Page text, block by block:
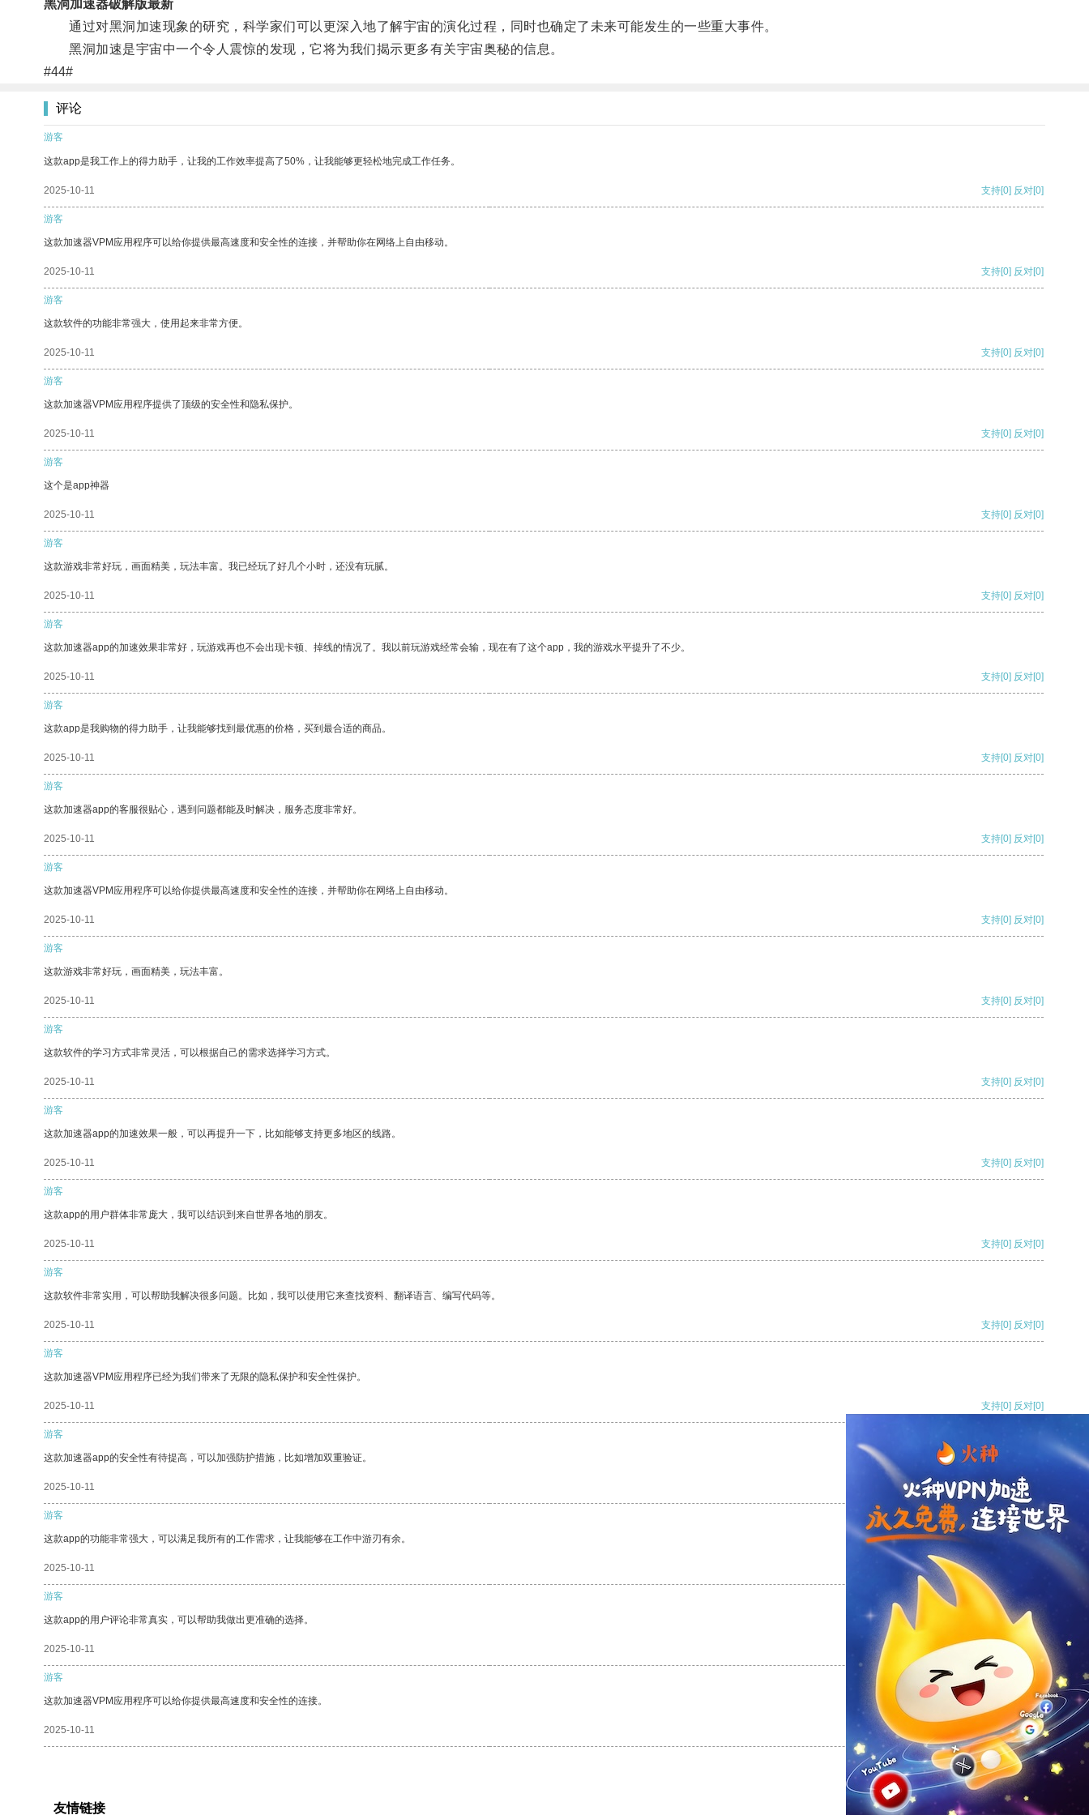
黑洞加速器破解版最新
通过对黑洞加速现象的研究，科学家们可以更深入地了解宇宙的演化过程，同时也确定了未来可能发生的一些重大事件。
黑洞加速是宇宙中一个令人震惊的发现，它将为我们揭示更多有关宇宙奥秘的信息。
#44#
评论
游客
这款app是我工作上的得力助手，让我的工作效率提高了50%，让我能够更轻松地完成工作任务。
2025-10-11 支持[0] 反对[0]
游客
这款加速器VPM应用程序可以给你提供最高速度和安全性的连接，并帮助你在网络上自由移动。
2025-10-11 支持[0] 反对[0]
游客
这款软件的功能非常强大，使用起来非常方便。
2025-10-11 支持[0] 反对[0]
游客
这款加速器VPM应用程序提供了顶级的安全性和隐私保护。
2025-10-11 支持[0] 反对[0]
游客
这个是app神器
2025-10-11 支持[0] 反对[0]
游客
这款游戏非常好玩，画面精美，玩法丰富。我已经玩了好几个小时，还没有玩腻。
2025-10-11 支持[0] 反对[0]
游客
这款加速器app的加速效果非常好，玩游戏再也不会出现卡顿、掉线的情况了。我以前玩游戏经常会输，现在有了这个app，我的游戏水平提升了不少。
2025-10-11 支持[0] 反对[0]
游客
这款app是我购物的得力助手，让我能够找到最优惠的价格，买到最合适的商品。
2025-10-11 支持[0] 反对[0]
游客
这款加速器app的客服很贴心，遇到问题都能及时解决，服务态度非常好。
2025-10-11 支持[0] 反对[0]
游客
这款加速器VPM应用程序可以给你提供最高速度和安全性的连接，并帮助你在网络上自由移动。
2025-10-11 支持[0] 反对[0]
游客
这款游戏非常好玩，画面精美，玩法丰富。
2025-10-11 支持[0] 反对[0]
游客
这款软件的学习方式非常灵活，可以根据自己的需求选择学习方式。
2025-10-11 支持[0] 反对[0]
游客
这款加速器app的加速效果一般，可以再提升一下，比如能够支持更多地区的线路。
2025-10-11 支持[0] 反对[0]
游客
这款app的用户群体非常庞大，我可以结识到来自世界各地的朋友。
2025-10-11 支持[0] 反对[0]
游客
这款软件非常实用，可以帮助我解决很多问题。比如，我可以使用它来查找资料、翻译语言、编写代码等。
2025-10-11 支持[0] 反对[0]
游客
这款加速器VPM应用程序已经为我们带来了无限的隐私保护和安全性保护。
2025-10-11 支持[0] 反对[0]
游客
这款加速器app的安全性有待提高，可以加强防护措施，比如增加双重验证。
2025-10-11 支持[0] 反对
游客
这款app的功能非常强大，可以满足我所有的工作需求，让我能够在工作中游刃有余。
2025-10-11 支持
游客
这款app的用户评论非常真实，可以帮助我做出更准确的选择。
2025-10-11 反对 [0]
游客
这款加速器VPM应用程序可以给你提供最高速度和安全性的连接。
2025-10-11 支持[0] 反对[0]
友情链接